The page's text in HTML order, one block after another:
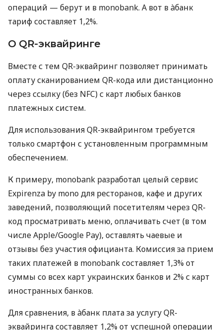
операций — берут и в monobank. А вот в àбанк
тариф составляет 1,2%.
О QR-эквайринге
Вместе с тем QR-эквайринг позволяет принимать
оплату сканированием QR-кода или дистанционно
через ссылку (без NFC) с карт любых банков
платежных систем.
Для использования QR-эквайрингом требуется
только смартфон с установленным программным
обеспечением.
К примеру, monobank разработал целый сервис
Expirenza by mono для ресторанов, кафе и других
заведений, позволяющий посетителям через QR-
код просматривать меню, оплачивать счет (в том
числе Apple/Google Pay), оставлять чаевые и
отзывы без участия официанта. Комиссия за прием
таких платежей в monobank составляет 1,3% от
суммы со всех карт украинских банков и 2% с карт
иностранных банков.
Для сравнения, в àбанк плата за услугу QR-
эквайринга составляет 1,2% от успешной операции